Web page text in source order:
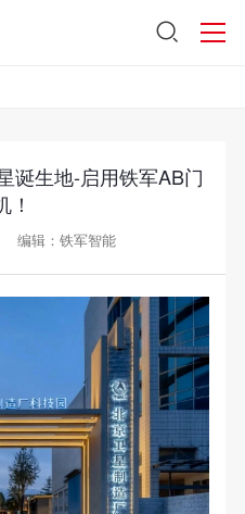
诞生地-启用铁军AB门
！
编辑：铁军智能